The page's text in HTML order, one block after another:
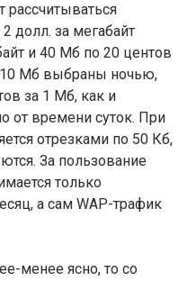
рассчитываться
долл. за мегабайт
и 40 Мб по 20 центов
10 Мб выбраны ночью,
за 1 Мб, как и
от времени суток. При
отрезками по 50 Кб,
За пользование
только
а сам WAP-трафик
менее ясно, то со